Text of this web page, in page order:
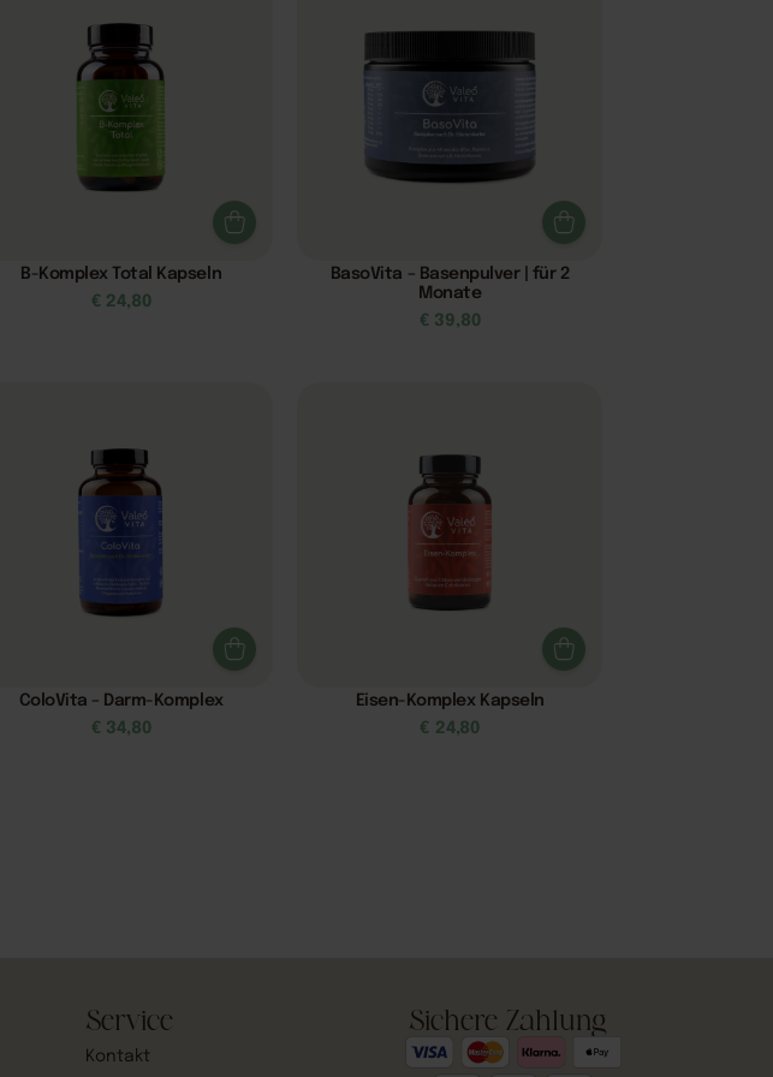
B-Komplex Total Kapseln
€ 24,80
BasoVita – Basenpulver | für 2
Monate
€ 39,80
ColoVita – Darm-Komplex
€ 34,80
Eisen-Komplex Kapseln
€ 24,80
Service
Kontakt
Sichere Zahlung